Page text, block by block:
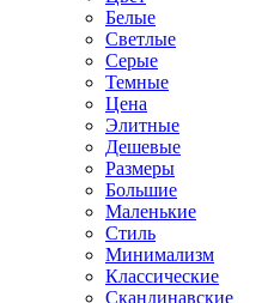
Белые
Светлые
Серые
Темные
Цена
Элитные
Дешевые
Размеры
Большие
Маленькие
Стиль
Минимализм
Классические
Скандинавские